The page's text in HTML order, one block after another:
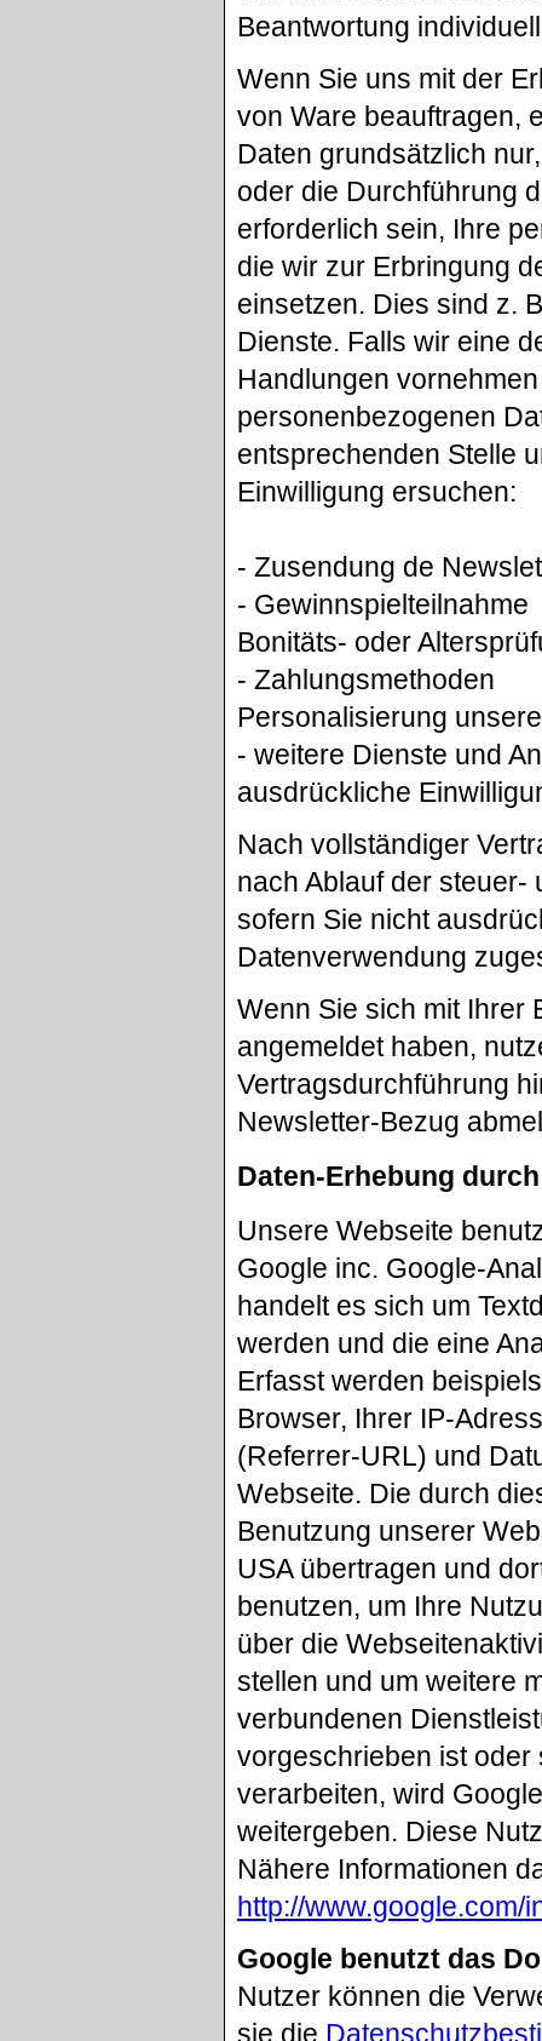
Beantwortung
Wenn Sie uns mit der
von Ware beauftragen,
Daten grundsätzlich
oder die Durchführung
erforderlich sein, Ihre
die wir zur Erbringung
einsetzen. Dies sind z.
Dienste. Falls wir eine
Handlungen
personenbezogenen
entsprechenden Stelle
Einwilligung ersuchen:
- Zusendung de
- Gewinnspielteilnahme
Bonitäts- oder
- Zahlungsmethoden
Personalisierung
- weitere Dienste und
ausdrückliche
Nach vollständiger
nach Ablauf der steuer-
sofern Sie nicht
Datenverwendung
Wenn Sie sich mit Ihrer
angemeldet haben,
Vertragsdurchführung
Newsletter-Bezug
Daten-Erhebung
Unsere Webseite
Google inc. Google-
handelt es sich um
werden und die eine
Erfasst werden
Browser, Ihrer IP-
(Referrer-URL) und
Webseite. Die durch
Benutzung unserer
USA übertragen und
benutzen, um Ihre
über die
stellen und um weitere
verbundenen
vorgeschrieben ist oder
verarbeiten, wird
weitergeben. Diese
Nähere Informationen
http://www.google.com/
Google benutzt das
Nutzer können die
sie die